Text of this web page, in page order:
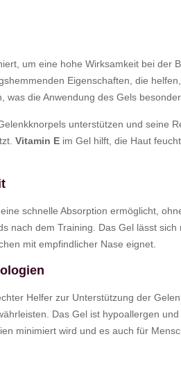
um eine hohe Wirksamkeit bei der
Eigenschaften, die
die Anwendung des Gels
unterstützen und seine
Vitamin E im Gel hilft, die Haut
schnelle Absorption ermöglicht,
nach dem Training. Das Gel lässt
mit empfindlicher Nase eignet.
Helfer zur Unterstützung der
Das Gel ist hypoallergen
minimiert wird und es auch für